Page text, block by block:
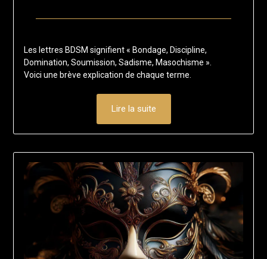
19
août
Les lettres BDSM signifient « Bondage, Discipline,
Domination, Soumission, Sadisme, Masochisme ».
Voici une brève explication de chaque terme.
Lire la suite